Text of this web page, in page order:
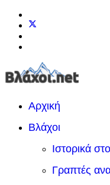
Αρχική
Βλάχοι
Ιστορικά
Γραπτές